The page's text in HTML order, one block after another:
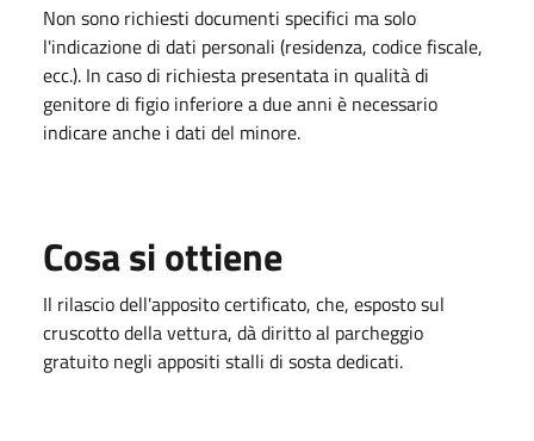
Non sono richiesti documenti specifici ma solo
l'indicazione di dati personali (residenza, codice fiscale,
ecc.). In caso di richiesta presentata in qualità di
genitore di figio inferiore a due anni è necessario
indicare anche i dati del minore.
Cosa si ottiene
Il rilascio dell'apposito certificato, che, esposto sul
cruscotto della vettura, dà diritto al parcheggio
gratuito negli appositi stalli di sosta dedicati.